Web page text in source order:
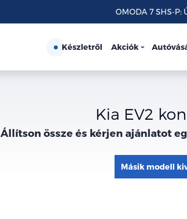
OMODA 7 SHS-
Készletről Akciók
Kia EV2
Állítson össze és kérjen ajánlatot
Másik modell